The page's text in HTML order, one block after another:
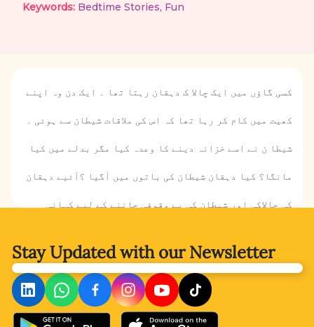
Keywords: Bedtime Stories, Fun
کسی گاؤں میں ایک چالا ک دہقان رہتا تھا ۔ ایک دن وہ اپنے
کھیت میں کام کر رہا تھا کہ اس کی ملاقات شیطان سے ہوئی ۔
شیطا ن نے اسے خزانہ دینے کا وعدہ کیا مگر بدلے میں کیا
مانگا؟ کیا دہقان شیطان کی باتوں میں آگیا ؟آئیے دہقان
کی چالاکی اور شیطان کی بے وقوفی جاننے کے لیے کہانی
Stay Updated withour Newsletter